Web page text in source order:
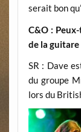
serait bon
C&O :
de la
SR : Dave
du groupe
lors du